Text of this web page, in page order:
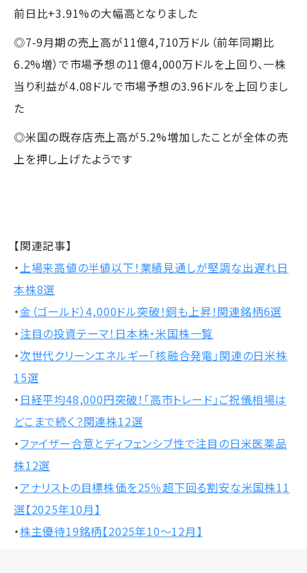
前日比+3.91%の大幅高となりました
◎7-9月期の売上高が11億4,710万ドル（前年同期比
6.2%増）で市場予想の11億4,000万ドルを上回り、一株
当り利益が4.08ドルで市場予想の3.96ドルを上回りまし
た
◎米国の既存店売上高が5.2%増加したことが全体の売
上を押し上げたようです
【関連記事】
・ 上場来高値の半値以下！業績見通しが堅調な出遅れ日
本株8選
・金（ゴールド）4,000ドル突破！銅も上昇！関連銘柄6選
・注目の投資テーマ！日本株・米国株一覧
・次世代クリーンエネルギー「核融合発電」関連の日米株
15選
・ 日経平均48,000円突破！「高市トレード」ご祝儀相場は
どこまで続く？関連株12選
・ファイザー合意とディフェンシブ性で注目の日米医薬品
株12選
・アナリストの目標株価を25％超下回る割安な米国株11
選【2025年10月】
・株主優待19銘柄【2025年10～12月】